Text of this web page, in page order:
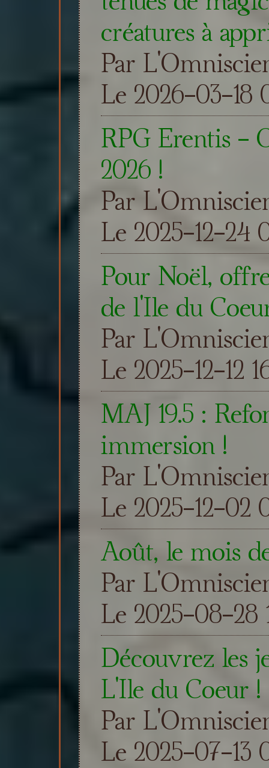
créatures à
Par
Le 2026-03-18
RPG Erentis -
2026 !
Par
Le 2025-12-24
Pour Noël,
de l'Ile du
Par
Le 2025-12-12
MAJ 19.5 :
immersion !
Par
Le 2025-12-02
Août, le mois
Par
Le 2025-08-28
Découvrez les
L'Ile du Coeur !
Par
Le 2025-07-13